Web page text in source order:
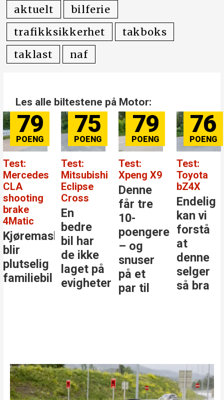
aktuelt
bilferie
trafikksikkerhet
takboks
taklast
naf
Les alle biltestene på Motor:
79
Test:
Mercedes
CLA
shooting
brake
4Matic
Kjøremaskinen
blir
plutselig
familiebil
75
Test:
Mitsubishi
Eclipse
Cross
En
bedre
bil har
de ikke
laget på
evigheter
79
Test:
Xpeng X9
Denne
får tre
10-
poengere
– og
snuser
på et
par til
76
Test:
Toyota
bZ4X
Endelig
kan vi
forstå
at
denne
selger
så bra